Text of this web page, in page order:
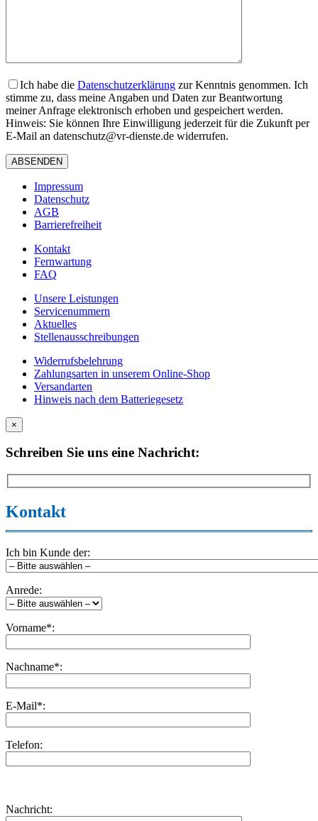
Ich habe die Datenschutzerklärung zur Kenntnis genommen. Ich
stimme zu, dass meine Angaben und Daten zur Beantwortung
meiner Anfrage elektronisch erhoben und gespeichert werden.
Hinweis: Sie können Ihre Einwilligung jederzeit für die Zukunft per
E-Mail an datenschutz@vr-dienste.de widerrufen.
Impressum
Datenschutz
AGB
Barrierefreiheit
Kontakt
Fernwartung
FAQ
Unsere Leistungen
Servicenummern
Aktuelles
Stellenausschreibungen
Widerrufsbelehrung
Zahlungsarten in unserem Online-Shop
Versandarten
Hinweis nach dem Batteriegesetz
×
Schreiben Sie uns eine Nachricht:
Kontakt
Ich bin Kunde der:
Anrede:
Vorname*:
Nachname*:
E-Mail*:
Telefon:
dieses
lasse
Nachricht: